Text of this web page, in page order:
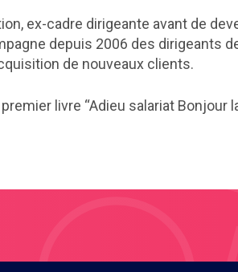
ex-cadre dirigeante avant de
depuis 2006 des dirigeants
de nouveaux clients.
livre “Adieu salariat Bonjour